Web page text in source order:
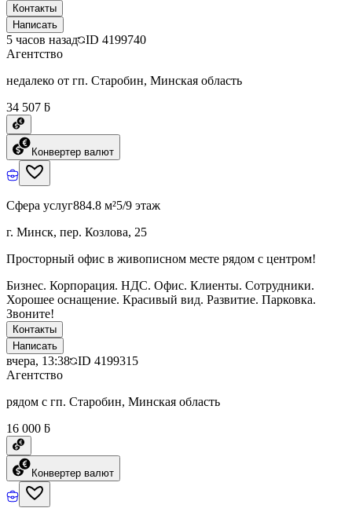
Контакты
Написать
5 часов назад ID 4199740
Агентство
недалеко от гп. Старобин, Минская область
34 507 ƃ
Конвертер валют
Сфера услуг884.8 м²5/9 этаж
г. Минск, пер. Козлова, 25
Просторный офис в живописном месте рядом с центром!
Бизнес. Корпорация. НДС. Офис. Клиенты. Сотрудники.
Хорошее оснащение. Красивый вид. Развитие. Парковка.
Звоните!
Контакты
Написать
вчера, 13:38 ID 4199315
Агентство
рядом с гп. Старобин, Минская область
16 000 ƃ
Конвертер валют